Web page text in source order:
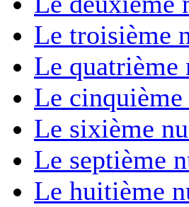
Le troisième
Le quatrième
Le
Le sixième
Le septième
Le huitième